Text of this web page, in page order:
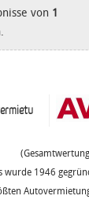
von 1
wurde 1946